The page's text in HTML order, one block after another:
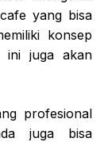
yang bisa
konsep
ini juga akan
profesional
juga bisa